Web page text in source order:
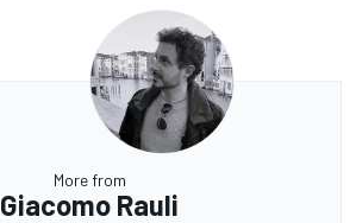
More from
Giacomo Rauli